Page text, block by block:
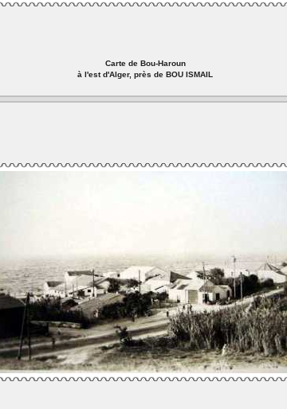
Carte de Bou-Haroun
à l'est d'Alger, près de BOU ISMAIL